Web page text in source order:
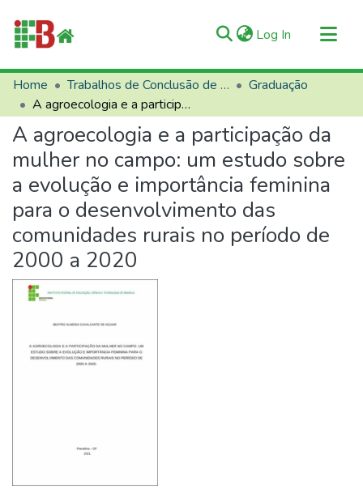
Log In (current)
Communities & Collections
All of RIIFB
Manuals and Terms
Statistics
About RIIFB
Help
Contacts
Home Trabalhos de Conclusão de Curso (TCCs)
Graduação
A agroecologia e a participação da mulher no campo: um estudo sobre a evolução e importância feminina para o desenvolvimento das comunidades rurais no período de 2000 a 2020
A agroecologia e a participação da
mulher no campo: um estudo sobre
a evolução e importância feminina
para o desenvolvimento das
comunidades rurais no período de
2000 a 2020